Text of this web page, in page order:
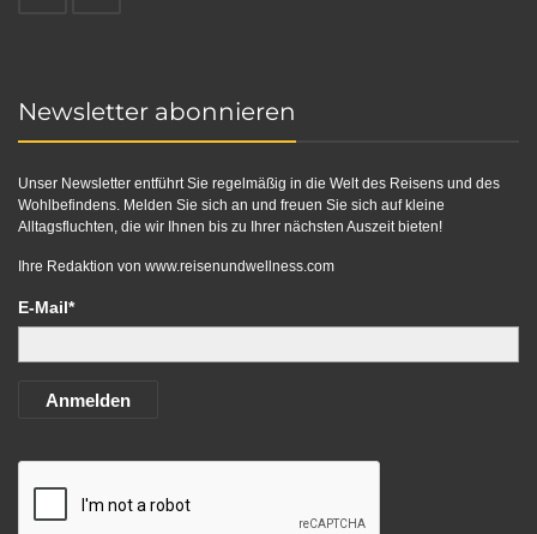
Newsletter abonnieren
Unser Newsletter entführt Sie regelmäßig in die Welt des Reisens und des
Wohlbefindens. Melden Sie sich an und freuen Sie sich auf kleine
Alltagsfluchten, die wir Ihnen bis zu Ihrer nächsten Auszeit bieten!
Ihre Redaktion von www.reisenundwellness.com
E-Mail*
Anmelden